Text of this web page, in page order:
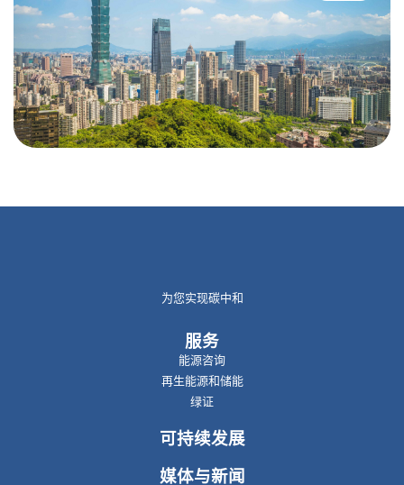
为您实现碳中和
服务
能源咨询
再生能源和储能
绿证
可持续发展
媒体与新闻